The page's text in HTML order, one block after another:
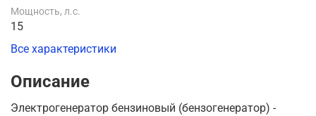
Мощность, л.с.
15
Все характеристики
Описание
Электрогенератор бензиновый (бензогенератор) -